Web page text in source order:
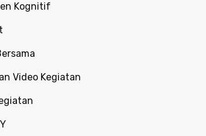
Kognitif
Video Kegiatan